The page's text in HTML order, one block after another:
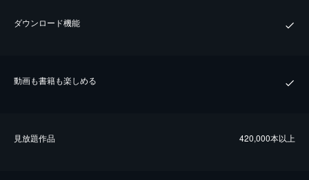
ダウンロード機能
動画も書籍も楽しめる
⾒放題作品 420,000本以上